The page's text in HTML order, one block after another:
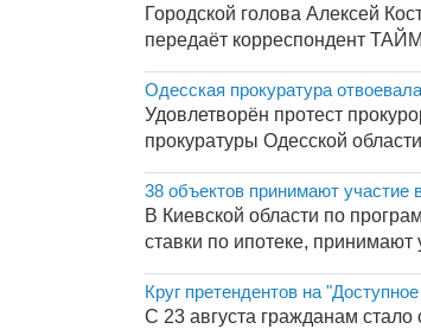
Городской голова Алексей
передаёт корреспондент
Одесская прокуратура
Удовлетворён протест
прокуратуры Одесской
38 объектов принимают участие
В Киевской области по
ставки по ипотеке, принимают
Круг претендентов на
С 23 августа гражданам